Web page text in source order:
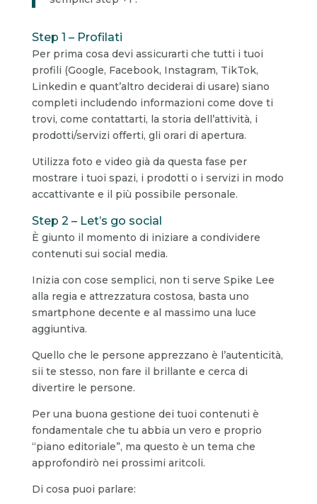
Step 1 – Profilati
Per prima cosa devi assicurarti che tutti i tuoi
profili (Google, Facebook, Instagram, TikTok,
Linkedin e quant’altro deciderai di usare) siano
completi includendo informazioni come dove ti
trovi, come contattarti, la storia dell’attività, i
prodotti/servizi offerti, gli orari di apertura.
Utilizza foto e video già da questa fase per
mostrare i tuoi spazi, i prodotti o i servizi in modo
accattivante e il più possibile personale.
Step 2 – Let’s go social
È giunto il momento di iniziare a condividere
contenuti sui social media.
Inizia con cose semplici, non ti serve Spike Lee
alla regia e attrezzatura costosa, basta uno
smartphone decente e al massimo una luce
aggiuntiva.
Quello che le persone apprezzano è l’autenticità,
sii te stesso, non fare il brillante e cerca di
divertire le persone.
Per una buona gestione dei tuoi contenuti è
fondamentale che tu abbia un vero e proprio
“piano editoriale”, ma questo è un tema che
approfondirò nei prossimi aritcoli.
Di cosa puoi parlare: